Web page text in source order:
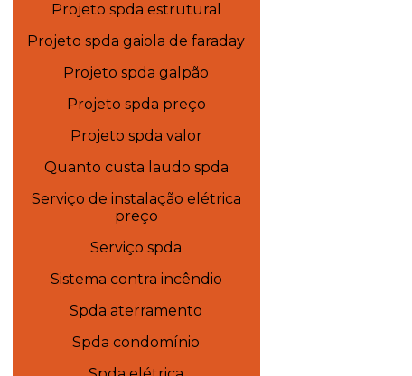
Projeto spda estrutural
Projeto spda gaiola de faraday
Projeto spda galpão
Projeto spda preço
Projeto spda valor
Quanto custa laudo spda
Serviço de instalação elétrica
preço
Serviço spda
Sistema contra incêndio
Spda aterramento
Spda condomínio